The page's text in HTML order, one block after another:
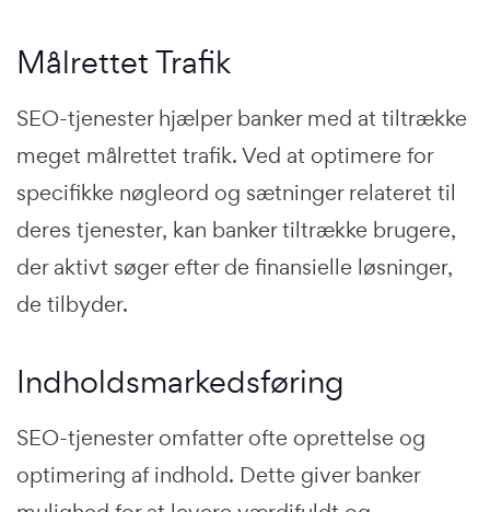
Målrettet Trafik
SEO-tjenester hjælper banker med at tiltrække
meget målrettet trafik. Ved at optimere for
specifikke nøgleord og sætninger relateret til
deres tjenester, kan banker tiltrække brugere,
der aktivt søger efter de finansielle løsninger,
de tilbyder.
Indholdsmarkedsføring
SEO-tjenester omfatter ofte oprettelse og
optimering af indhold. Dette giver banker